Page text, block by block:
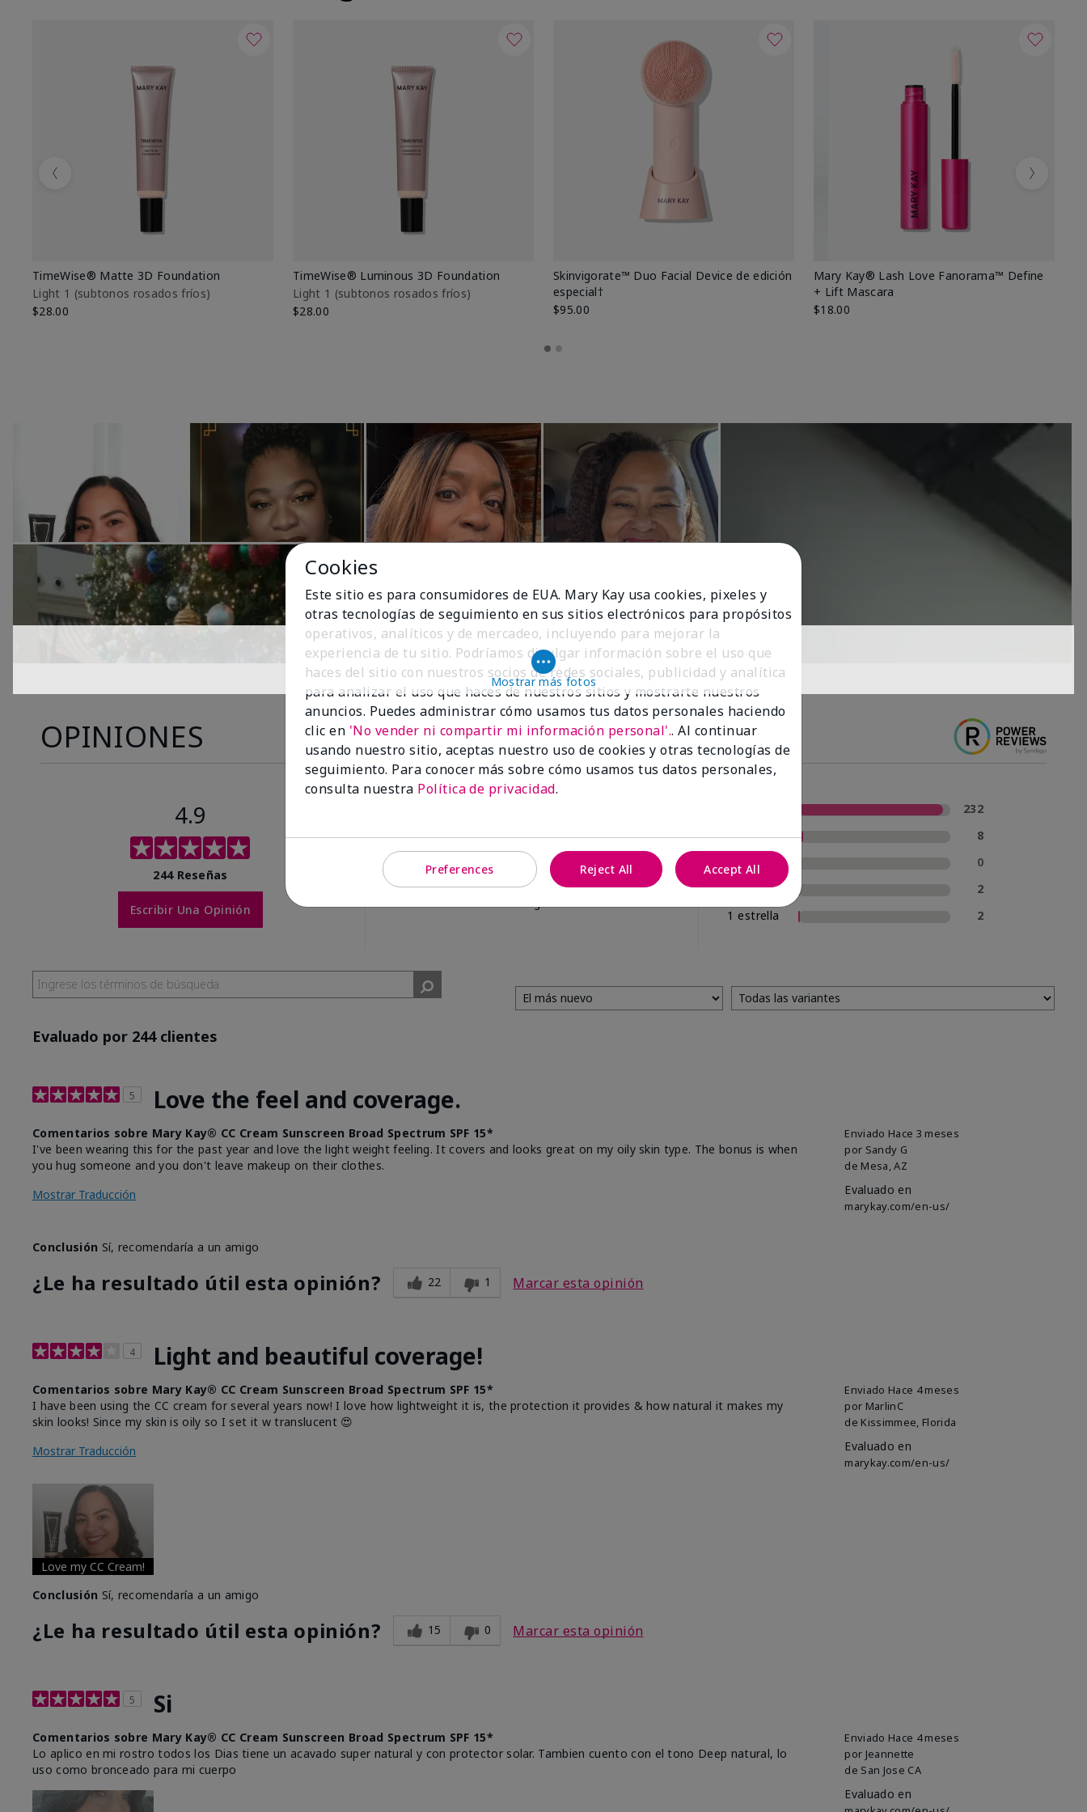
TimeWise® Matte 3D Foundation
Light 1​ (subtonos rosados fríos)
$28.00
TimeWise® Luminous 3D Foundation
Light 1​ (subtonos rosados fríos)
$28.00
Skinvigorate™ Duo Facial Device de edición
especial†
$95.00
Mary Kay® Lash Love Fanorama™ Define
+ Lift Mascara
$18.00
Previous Next
Mostrar más fotos
OPINIONES
4.9
244 Reseñas
Escribir Una Opinión
de los encuestados
recomendaría a un
232
4 estrellas
8
3 estrellas
0
2 estrellas
2
1 estrella
2
Evaluado por 244 clientes
5 Love the feel and coverage.
Enviado Hace 3 meses
por Sandy G
de Mesa, AZ
Evaluado en
marykay.com/en-us/
Comentarios sobre Mary Kay® CC Cream Sunscreen Broad Spectrum SPF 15*
I've been wearing this for the past year and love the light weight feeling. It covers and looks great on my oily skin type. The bonus is when
you hug someone and you don't leave makeup on their clothes.
Mostrar Traducción
Conclusión Sí, recomendaría a un amigo
¿Le ha resultado útil esta opinión? 22 1 Marcar esta opinión
4 Light and beautiful coverage!
Enviado Hace 4 meses
por MarlinC
de Kissimmee, Florida
Evaluado en
marykay.com/en-us/
Comentarios sobre Mary Kay® CC Cream Sunscreen Broad Spectrum SPF 15*
I have been using the CC cream for several years now! I love how lightweight it is, the protection it provides & how natural it makes my
skin looks! Since my skin is oily so I set it w translucent 😍
Mostrar Traducción
Love my CC Cream!
Conclusión Sí, recomendaría a un amigo
¿Le ha resultado útil esta opinión? 15 0 Marcar esta opinión
5 Si
Enviado Hace 4 meses
por Jeannette
de San Jose CA
Evaluado en
Comentarios sobre Mary Kay® CC Cream Sunscreen Broad Spectrum SPF 15*
Lo aplico en mi rostro todos los Dias tiene un acavado super natural y con protector solar. Tambien cuento con el tono Deep natural, lo
uso como bronceado para mi cuerpo
Cookies
Este sitio es para consumidores de EUA. Mary Kay usa cookies, pixeles y
otras tecnologías de seguimiento en sus sitios electrónicos para propósitos
operativos, analíticos y de mercadeo, incluyendo para mejorar la
experiencia de tu sitio. Podríamos divulgar información sobre el uso que
haces del sitio con nuestros socios de redes sociales, publicidad y analítica
para analizar el uso que haces de nuestros sitios y mostrarte nuestros
anuncios. Puedes administrar cómo usamos tus datos personales haciendo
clic en 'No vender ni compartir mi información personal'.. Al continuar
usando nuestro sitio, aceptas nuestro uso de cookies y otras tecnologías de
seguimiento. Para conocer más sobre cómo usamos tus datos personales,
consulta nuestra Política de privacidad.
Preferences Reject All Accept All